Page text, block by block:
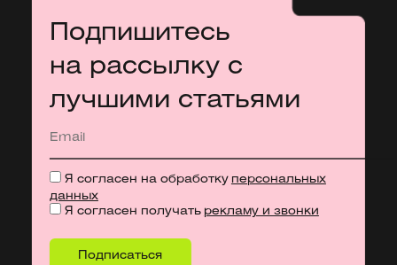
Подпишитесь
на рассылку с
лучшими статьями
Я согласен на обработку персональных
данных
Я согласен получать рекламу и звонки